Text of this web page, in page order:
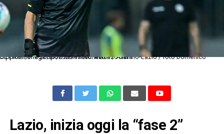
Dc Frosinone 26/07/2025 - amichevole / Avellino-Lazio / foto Domenico Cippitelli/Image Sport nella foto: Maurizo Sarri
Lazio, inizia oggi la “fase 2”